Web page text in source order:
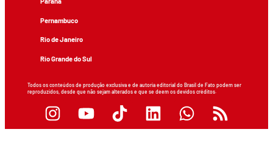
Pernambuco
Rio de Janeiro
Rio Grande do Sul
Todos os conteúdos de produção exclusiva e de autoria editorial do Brasil de Fato podem ser
reproduzidos, desde que não sejam alterados e que se deem os devidos créditos.